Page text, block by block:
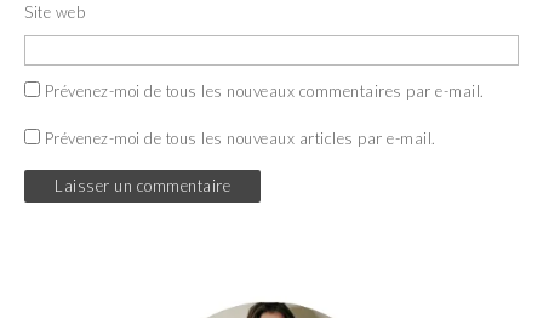
Site web
Prévenez-moi de tous les nouveaux commentaires par e-mail.
Prévenez-moi de tous les nouveaux articles par e-mail.